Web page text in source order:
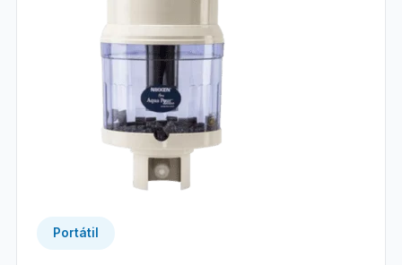
Portátil